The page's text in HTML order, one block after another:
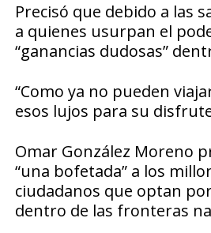
Precisó que debido a las
a quienes usurpan el
“ganancias dudosas”
“Como ya no pueden
esos lujos para su
Omar González Moreno
“una bofetada” a los
ciudadanos que optan
dentro de las fronteras